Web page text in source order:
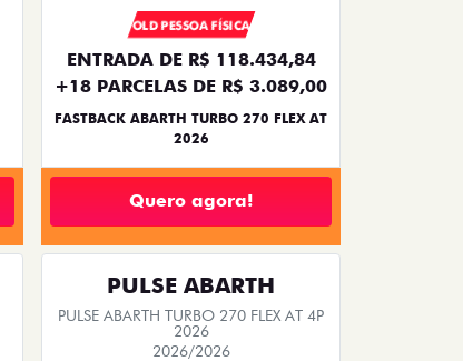
OLD PESSOA FÍSICA
ENTRADA DE R$ 118.434,84
+18 PARCELAS DE R$ 3.089,00
FASTBACK ABARTH TURBO 270 FLEX AT
2026
Quero agora!
PULSE ABARTH
PULSE ABARTH TURBO 270 FLEX AT 4P
2026
2026/2026